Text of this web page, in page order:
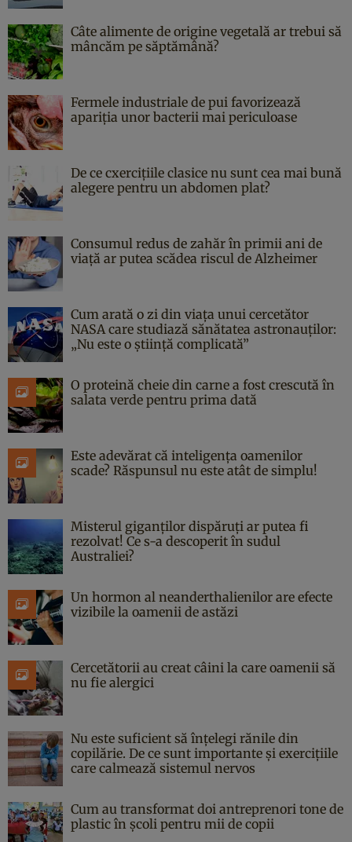
Câte alimente de origine vegetală ar trebui să
mâncăm pe săptămână?
Fermele industriale de pui favorizează
apariția unor bacterii mai periculoase
De ce cxercițiile clasice nu sunt cea mai bună
alegere pentru un abdomen plat?
Consumul redus de zahăr în primii ani de
viață ar putea scădea riscul de Alzheimer
Cum arată o zi din viața unui cercetător
NASA care studiază sănătatea astronauților:
„Nu este o știință complicată”
O proteină cheie din carne a fost crescută în
salata verde pentru prima dată
Este adevărat că inteligența oamenilor
scade? Răspunsul nu este atât de simplu!
Misterul giganților dispăruți ar putea fi
rezolvat! Ce s-a descoperit în sudul
Australiei?
Un hormon al neanderthalienilor are efecte
vizibile la oamenii de astăzi
Cercetătorii au creat câini la care oamenii să
nu fie alergici
Nu este suficient să înțelegi rănile din
copilărie. De ce sunt importante și exercițiile
care calmează sistemul nervos
Cum au transformat doi antreprenori tone de
plastic în școli pentru mii de copii